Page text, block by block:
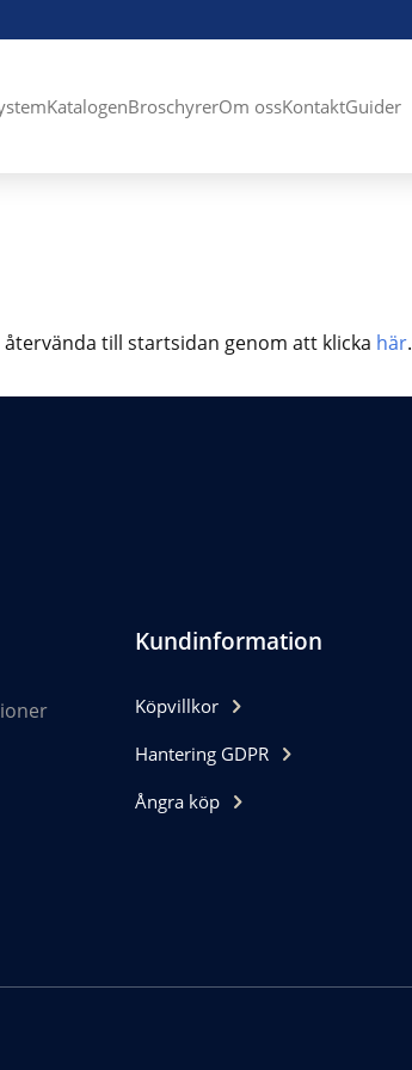
KatalogenBroschyrerOm ossKontaktGuider
till startsidan genom att klicka här.
Kundinformation
Köpvillkor
Hantering GDPR
Ångra köp